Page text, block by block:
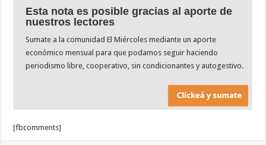
Esta nota es posible gracias al aporte de
nuestros lectores
Sumate a la comunidad El Miércoles mediante un aporte
económico mensual para que podamos seguir haciendo
periodismo libre, cooperativo, sin condicionantes y autogestivo.
[fbcomments]